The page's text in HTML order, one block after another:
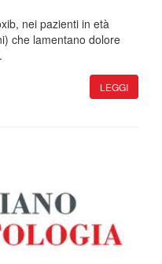
nei pazienti in età
che lamentano dolore
LEGGI